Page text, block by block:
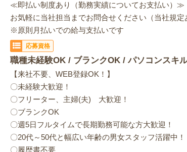
≪即払い制度あり（勤務実績についてお支払い）≫
お気軽に当社担当までお問合せください（当社規定
※原則月払いでの給与支払いです
応募資格
職種未経験OK / ブランクOK / パソコンスキ
【来社不要、WEB登録OK！】
〇未経験大歓迎！
〇フリーター、主婦(夫) 大歓迎！
〇ブランクOK
〇週5日フルタイムで長期勤務可能な方大歓迎！
〇20代～50代と幅広い年齢の男女スタッフ活躍中！
〇履歴書不要